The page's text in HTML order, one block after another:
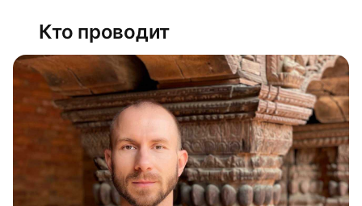
Бесконечное море, неспешные
прогулки, уютная тёплая атмосфера и
полное право никуда не торопиться
Живописные треккинги по Ликийской
тропе с захватывающими видами
Вечернее восхождение к Химере –
легендарной горе, где огонь
вырывается прямо из-под земли
Кто проводит